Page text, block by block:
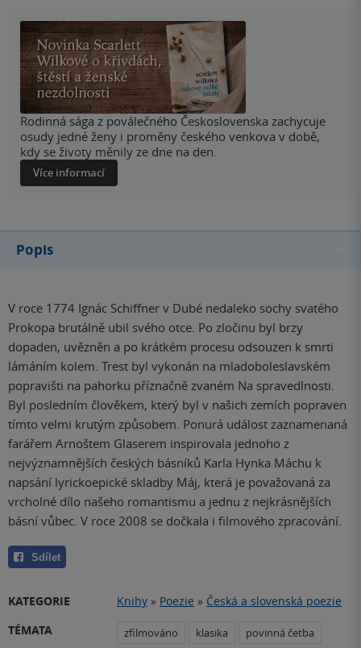
Rodinná sága z poválečného Československa zachycuje
osudy jedné ženy i proměny českého venkova v době,
kdy se životy měnily ze dne na den.
Více informací
Popis
V roce 1774 Ignác Schiffner v Dubé nedaleko sochy svatého
Prokopa brutálně ubil svého otce. Po zločinu byl brzy
dopaden, uvězněn a po krátkém procesu odsouzen k smrti
lámáním kolem. Trest byl vykonán na mladoboleslavském
popravišti na pahorku příznačně zvaném Na spravedlnosti.
Byl posledním člověkem, který byl v našich zemích popraven
tímto velmi krutým způsobem. Ponurá událost zaznamenaná
farářem Arnoštem Glaserem inspirovala jednoho z
nejvýznamnějších českých básníků Karla Hynka Máchu k
napsání lyrickoepické skladby Máj, která je považovaná za
vrcholné dílo našeho romantismu a jednu z nejkrásnějších
básní vůbec. V roce 2008 se dočkala i filmového zpracování.
Sdílet
KATEGORIE Knihy » Poezie » Česká a slovenská poezie
TÉMATA
zfilmováno klasika povinná četba